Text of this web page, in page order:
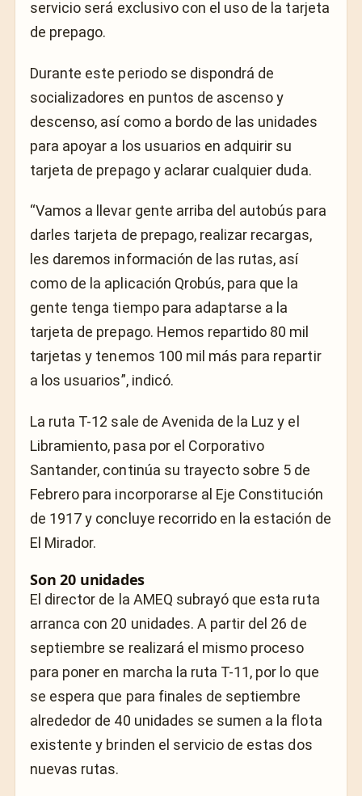
servicio será exclusivo con el uso de la tarjeta
de prepago.
Durante este periodo se dispondrá de
socializadores en puntos de ascenso y
descenso, así como a bordo de las unidades
para apoyar a los usuarios en adquirir su
tarjeta de prepago y aclarar cualquier duda.
“Vamos a llevar gente arriba del autobús para
darles tarjeta de prepago, realizar recargas,
les daremos información de las rutas, así
como de la aplicación Qrobús, para que la
gente tenga tiempo para adaptarse a la
tarjeta de prepago. Hemos repartido 80 mil
tarjetas y tenemos 100 mil más para repartir
a los usuarios”, indicó.
La ruta T-12 sale de Avenida de la Luz y el
Libramiento, pasa por el Corporativo
Santander, continúa su trayecto sobre 5 de
Febrero para incorporarse al Eje Constitución
de 1917 y concluye recorrido en la estación de
El Mirador.
Son 20 unidades
El director de la AMEQ subrayó que esta ruta
arranca con 20 unidades. A partir del 26 de
septiembre se realizará el mismo proceso
para poner en marcha la ruta T-11, por lo que
se espera que para finales de septiembre
alrededor de 40 unidades se sumen a la flota
existente y brinden el servicio de estas dos
nuevas rutas.